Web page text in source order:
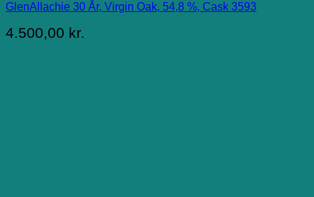
GlenAllachie 30 År, Virgin Oak, 54,8 %, Cask 3593
4.500,00 kr.